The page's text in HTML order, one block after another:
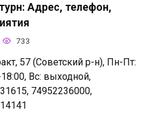
Адрес, телефон,
733
57 (Советский р-н), Пн-Пт:
Вс: выходной,
74952236000,